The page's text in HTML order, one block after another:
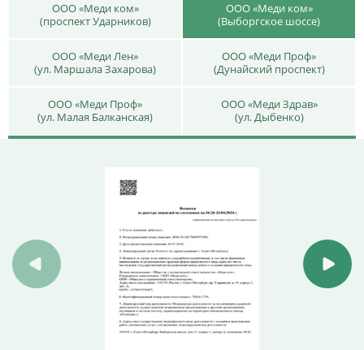
ООО «Меди ком»
(проспект Ударников)
ООО «Меди ком»
(Выборгское шоссе)
ООО «Меди Лен»
(ул. Маршала Захарова)
ООО «Меди Проф»
(Дунайский проспект)
ООО «Меди Проф»
(ул. Малая Балканская)
ООО «Меди Здрав»
(ул. Дыбенко)